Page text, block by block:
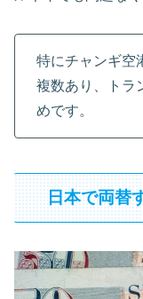
特にチャンギ空
複数あり、トラ
めです。
日本で両替